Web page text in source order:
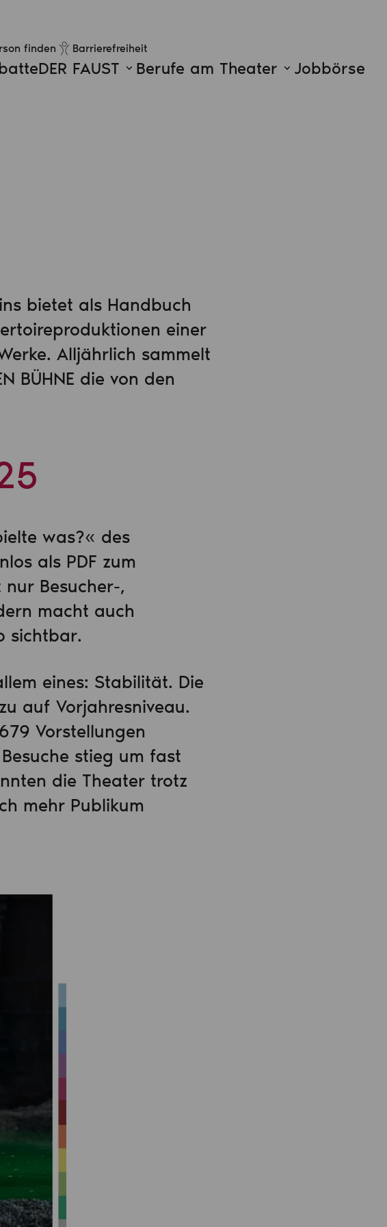
finden Barrierefreiheit
DER FAUST Berufe am Theater Jobbörse
bietet als Handbuch
einer
Alljährlich sammelt
BÜHNE die von den
was?« des
als PDF zum
Besucher-,
macht auch
sichtbar.
eines: Stabilität. Die
auf Vorjahresniveau.
Vorstellungen
stieg um fast
die Theater trotz
mehr Publikum